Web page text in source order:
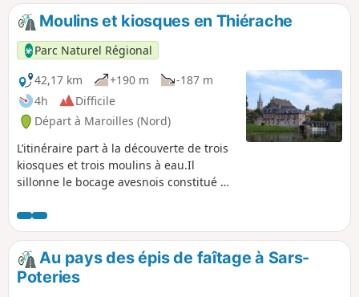
Moulins et kiosques en Thiérache
Parc Naturel Régional
42,17 km
+190 m
-187 m
4h
Difficile
Départ à Maroilles (Nord)
L’itinéraire part à la découverte de trois
kiosques et trois moulins à eau.Il
sillonne le bocage avesnois constitué de
caractéristiques au paysage de la
Thiérache. Ce parcours vallonné sera
effectué par des cyclotouristes avertis
tandis que sa variante courte sera
accessible à la famille.
Au pays des épis de faîtage à Sars-
Poteries